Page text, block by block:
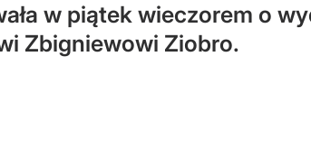
w piątek wieczorem o
Zbigniewowi Ziobro.